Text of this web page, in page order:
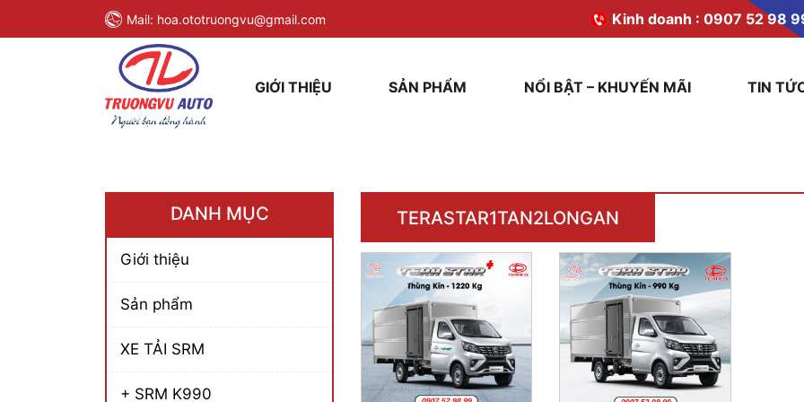
Mail: hoa.ototruongvu@gmail.com Kinh doanh : 0907 52 98
GIỚI THIỆU SẢN PHẨM NỔI BẬT – KHUYẾN MÃI TIN
DANH MỤC
Giới thiệu
Sản phẩm
XE TẢI SRM
+ SRM K990
TERASTAR1TAN2LONGAN